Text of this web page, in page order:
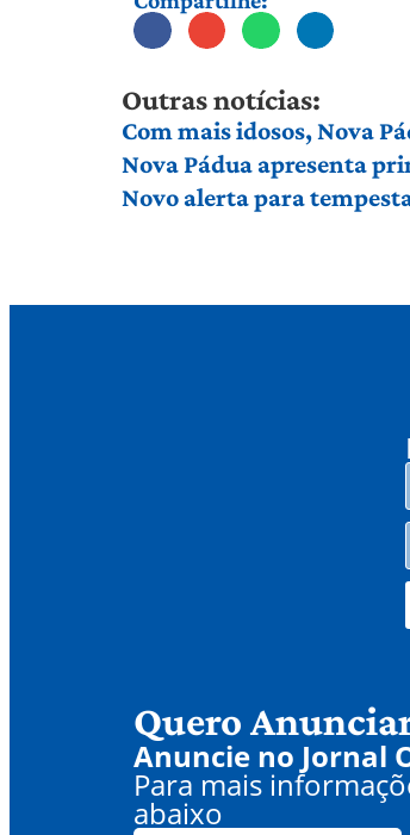
Outras notícias:
Com mais idosos, Nova
Nova Pádua apresenta
Novo alerta para
Quero
Anuncie no Jornal
Para mais
abaixo